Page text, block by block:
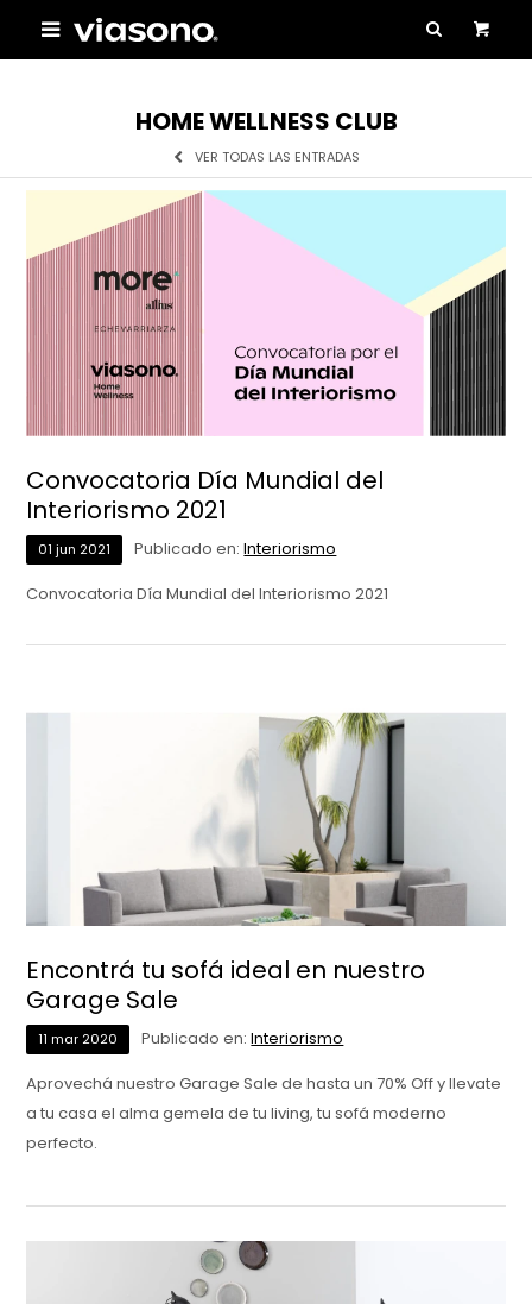

HOME WELLNESS CLUB
VER TODAS LAS ENTRADAS
Convocatoria Día Mundial del
Interiorismo 2021
01 jun 2021 Publicado en:Interiorismo
Convocatoria Día Mundial del Interiorismo 2021
Encontrá tu sofá ideal en nuestro
Garage Sale
11 mar 2020 Publicado en:Interiorismo
Aprovechá nuestro Garage Sale de hasta un 70% Off y llevate
a tu casa el alma gemela de tu living, tu sofá moderno
perfecto.